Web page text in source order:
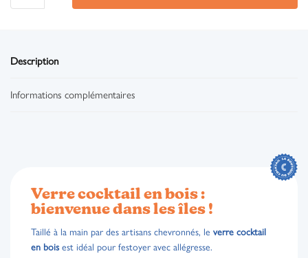
Description
Informations complémentaires
Verre cocktail en bois :
bienvenue dans les îles !
Taillé à la main par des artisans chevronnés, le verre cocktail
en bois est idéal pour festoyer avec allégresse.